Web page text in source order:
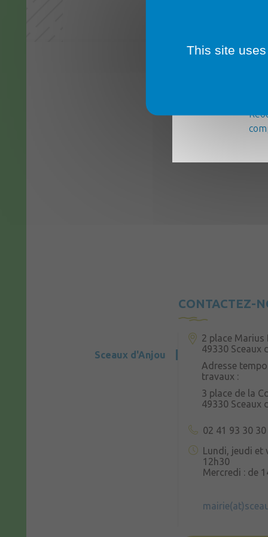
CONTACTEZ-
Sceaux d'Anjou
2 place Marius
49330 Sceaux
Adresse
travaux :
3 place de la
49330 Sceaux
02 41 93 30 30
Lundi, jeudi et
12h30
Mercredi : de
This site